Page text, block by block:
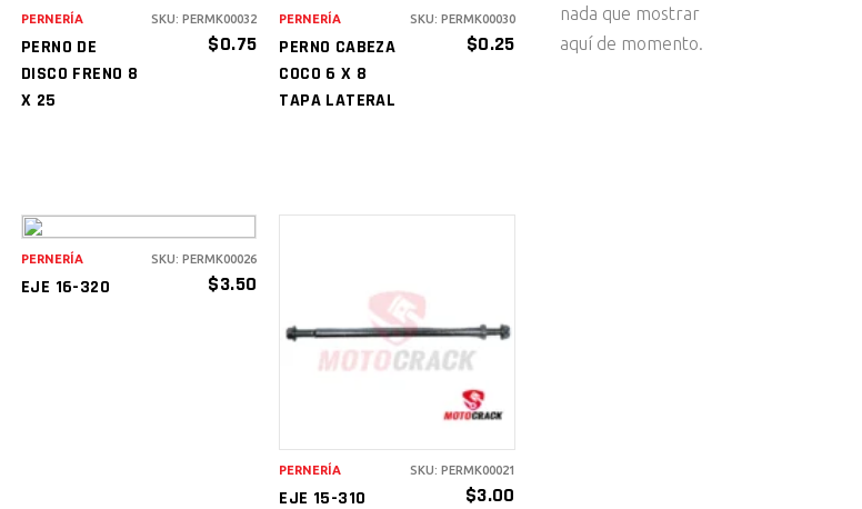
PERNO DE
DISCO FRENO 8
X 25
$0.75
PERNERÍA SKU: PERMK00032
PERNO CABEZA
COCO 6 X 8
TAPA LATERAL
$0.25
PERNERÍA SKU: PERMK00030
EJE 16-320 $3.50
PERNERÍA SKU: PERMK00026
AÑADIR AL
CARRITO
EJE 15-310 $3.00
PERNERÍA SKU: PERMK00021
nada que mostrar
aquí de momento.